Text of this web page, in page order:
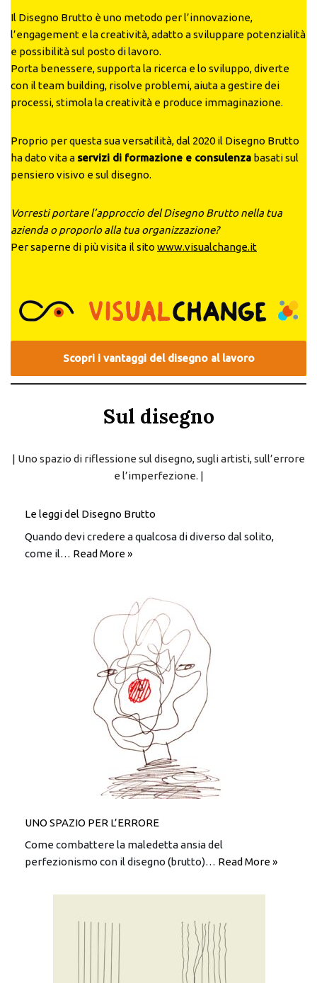
Il Disegno Brutto è uno metodo per l’innovazione,
l’engagement e la creatività, adatto a sviluppare potenzialità
e possibilità sul posto di lavoro.
Porta benessere, supporta la ricerca e lo sviluppo, diverte
con il team building, risolve problemi, aiuta a gestire dei
processi, stimola la creatività e produce immaginazione.
Proprio per questa sua versatilità, dal 2020 il Disegno Brutto
ha dato vita a servizi di formazione e consulenza basati sul
pensiero visivo e sul disegno.
Vorresti portare l’approccio del Disegno Brutto nella tua
azienda o proporlo alla tua organizzazione?
Per saperne di più visita il sito www.visualchange.it
Scopri i vantaggi del disegno al lavoro
Sul disegno
| Uno spazio di riflessione sul disegno, sugli artisti, sull’errore
e l’imperfezione. |
Le leggi del Disegno Brutto
Quando devi credere a qualcosa di diverso dal solito,
come il… Read More »
UNO SPAZIO PER L’ERRORE
Come combattere la maledetta ansia del
perfezionismo con il disegno (brutto)… Read More »